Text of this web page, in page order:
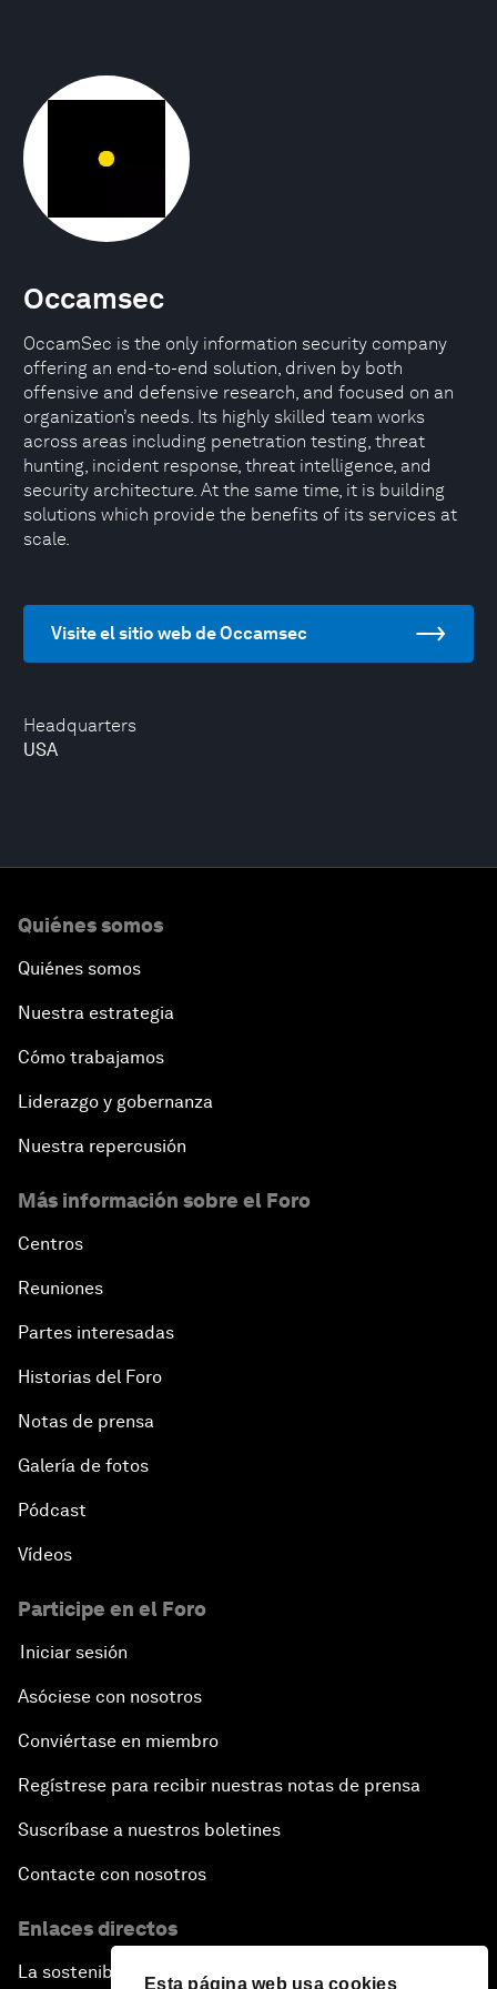
Esta página web usa cookies
Headquarters
USA
Occamsec
OccamSec is the only information security company
offering an end-to-end solution, driven by both
offensive and defensive research, and focused on an
organization’s needs. Its highly skilled team works
across areas including penetration testing, threat
hunting, incident response, threat intelligence, and
security architecture. At the same time, it is building
solutions which provide the benefits of its services at
scale.
Visite el sitio web de Occamsec
Quiénes somos
Quiénes somos
Nuestra estrategia
Cómo trabajamos
Liderazgo y gobernanza
Nuestra repercusión
Más información sobre el Foro
Centros
Reuniones
Partes interesadas
Historias del Foro
Notas de prensa
Galería de fotos
Pódcast
Vídeos
Participe en el Foro
Iniciar sesión
Asóciese con nosotros
Conviértase en miembro
Regístrese para recibir nuestras notas de prensa
Suscríbase a nuestros boletines
Contacte con nosotros
Enlaces directos
La sostenibilidad en el Foro